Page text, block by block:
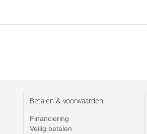
Betalen & voorwaarden
Financiering
Veilig betalen